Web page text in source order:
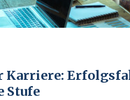
Karriere:
Stufe